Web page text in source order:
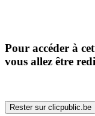
Pour accéder à
vous allez être
Rester sur clicpublic.be